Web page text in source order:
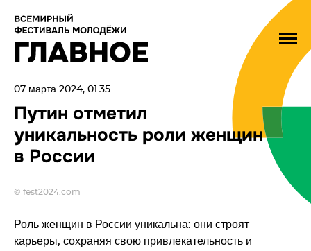
07 марта 2024, 01:35
Путин отметил
уникальность роли женщин
в России
© fest2024.com
Роль женщин в России уникальна: они строят
карьеры, сохраняя свою привлекательность и